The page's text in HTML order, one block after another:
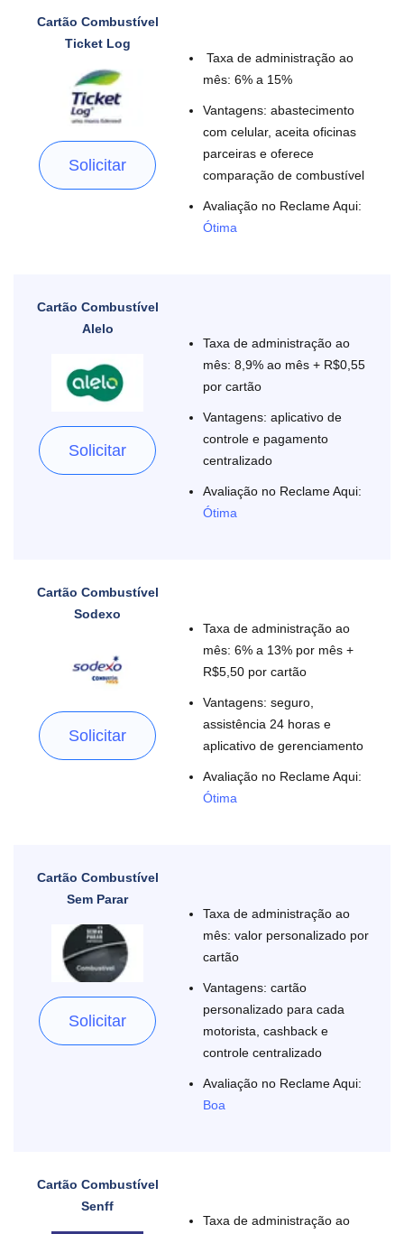
Cartão Combustível
Ticket Log
Solicitar
Taxa de administração ao
mês: 6% a 15%
Vantagens: abastecimento
com celular, aceita oficinas
parceiras e oferece
comparação de combustível
Avaliação no Reclame Aqui:
Ótima
Cartão Combustível
Alelo
Solicitar
Taxa de administração ao
mês: 8,9% ao mês + R$0,55
por cartão
Vantagens: aplicativo de
controle e pagamento
centralizado
Avaliação no Reclame Aqui:
Ótima
Cartão Combustível
Sodexo
Solicitar
Taxa de administração ao
mês: 6% a 13% por mês +
R$5,50 por cartão
Vantagens: seguro,
assistência 24 horas e
aplicativo de gerenciamento
Avaliação no Reclame Aqui:
Ótima
Cartão Combustível
Sem Parar
Solicitar
Taxa de administração ao
mês: valor personalizado por
cartão
Vantagens: cartão
personalizado para cada
motorista, cashback e
controle centralizado
Avaliação no Reclame Aqui:
Boa
Cartão Combustível
Senff
Taxa de administração ao